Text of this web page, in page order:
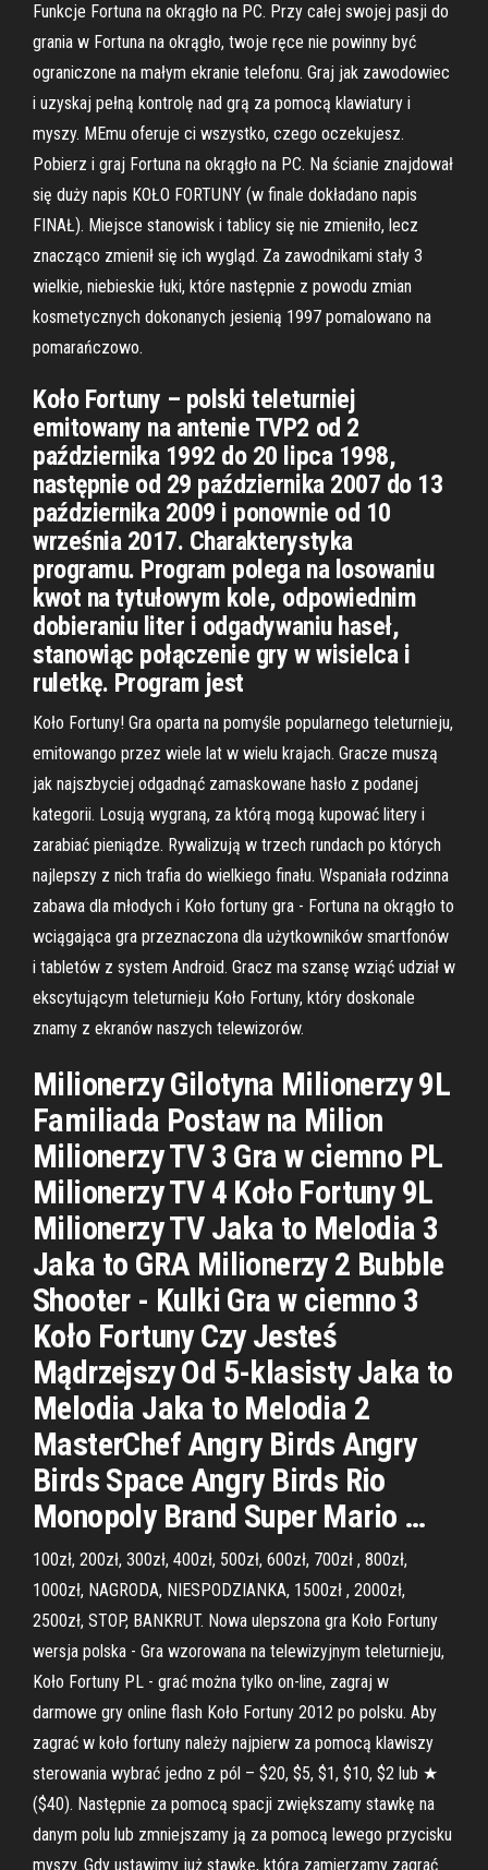
Funkcje Fortuna na okrągło na PC. Przy całej swojej pasji do
grania w Fortuna na okrągło, twoje ręce nie powinny być
ograniczone na małym ekranie telefonu. Graj jak zawodowiec
i uzyskaj pełną kontrolę nad grą za pomocą klawiatury i
myszy. MEmu oferuje ci wszystko, czego oczekujesz.
Pobierz i graj Fortuna na okrągło na PC. Na ścianie znajdował
się duży napis KOŁO FORTUNY (w finale dokładano napis
FINAŁ). Miejsce stanowisk i tablicy się nie zmieniło, lecz
znacząco zmienił się ich wygląd. Za zawodnikami stały 3
wielkie, niebieskie łuki, które następnie z powodu zmian
kosmetycznych dokonanych jesienią 1997 pomalowano na
pomarańczowo.
Koło Fortuny – polski teleturniej
emitowany na antenie TVP2 od 2
października 1992 do 20 lipca 1998,
następnie od 29 października 2007 do 13
października 2009 i ponownie od 10
września 2017. Charakterystyka
programu. Program polega na losowaniu
kwot na tytułowym kole, odpowiednim
dobieraniu liter i odgadywaniu haseł,
stanowiąc połączenie gry w wisielca i
ruletkę. Program jest
Koło Fortuny! Gra oparta na pomyśle popularnego teleturnieju,
emitowango przez wiele lat w wielu krajach. Gracze muszą
jak najszbyciej odgadnąć zamaskowane hasło z podanej
kategorii. Losują wygraną, za którą mogą kupować litery i
zarabiać pieniądze. Rywalizują w trzech rundach po których
najlepszy z nich trafia do wielkiego finału. Wspaniała rodzinna
zabawa dla młodych i Koło fortuny gra - Fortuna na okrągło to
wciągająca gra przeznaczona dla użytkowników smartfonów
i tabletów z system Android. Gracz ma szansę wziąć udział w
ekscytującym teleturnieju Koło Fortuny, który doskonale
znamy z ekranów naszych telewizorów.
Milionerzy Gilotyna Milionerzy 9L
Familiada Postaw na Milion
Milionerzy TV 3 Gra w ciemno PL
Milionerzy TV 4 Koło Fortuny 9L
Milionerzy TV Jaka to Melodia 3
Jaka to GRA Milionerzy 2 Bubble
Shooter - Kulki Gra w ciemno 3
Koło Fortuny Czy Jesteś
Mądrzejszy Od 5-klasisty Jaka to
Melodia Jaka to Melodia 2
MasterChef Angry Birds Angry
Birds Space Angry Birds Rio
Monopoly Brand Super Mario …
100zł, 200zł, 300zł, 400zł, 500zł, 600zł, 700zł , 800zł,
1000zł, NAGRODA, NIESPODZIANKA, 1500zł , 2000zł,
2500zł, STOP, BANKRUT. Nowa ulepszona gra Koło Fortuny
wersja polska - Gra wzorowana na telewizyjnym teleturnieju,
Koło Fortuny PL - grać można tylko on-line, zagraj w
darmowe gry online flash Koło Fortuny 2012 po polsku. Aby
zagrać w koło fortuny należy najpierw za pomocą klawiszy
sterowania wybrać jedno z pól – $20, $5, $1, $10, $2 lub ★
($40). Następnie za pomocą spacji zwiększamy stawkę na
danym polu lub zmniejszamy ją za pomocą lewego przycisku
myszy. Gdy ustawimy już stawkę, którą zamierzamy zagrać